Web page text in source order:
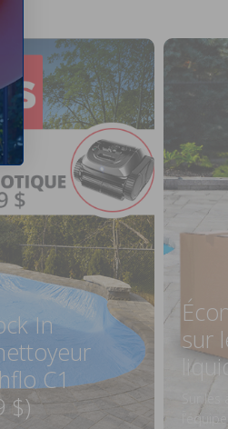
In
C1
$)
sur
Sur